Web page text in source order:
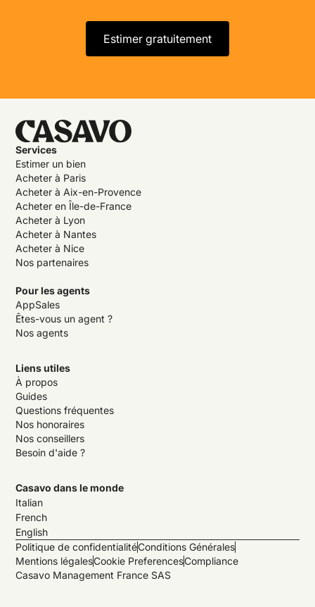
Estimer gratuitement
Services
Estimer un bien
Acheter à Paris
Acheter à Aix-en-Provence
Acheter en Île-de-France
Acheter à Lyon
Acheter à Nantes
Acheter à Nice
Nos partenaires
Pour les agents
AppSales
Êtes-vous un agent ?
Nos agents
Liens utiles
À propos
Guides
Questions fréquentes
Nos honoraires
Nos conseillers
Besoin d'aide ?
Casavo dans le monde
Italian
French
English
Politique de confidentialitéConditions Générales
Mentions légalesCookie PreferencesCompliance
Casavo Management France SAS